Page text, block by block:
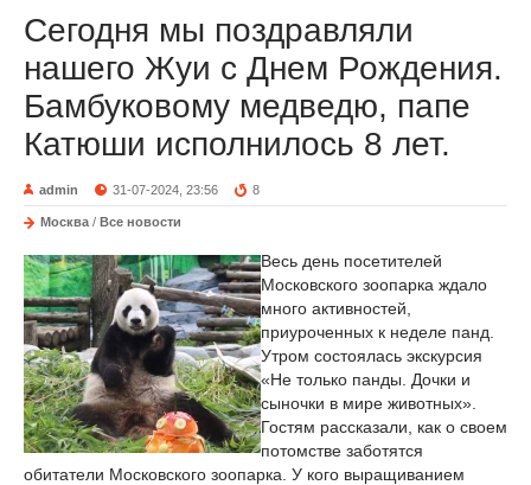
Сегодня мы поздравляли
нашего Жуи с Днем Рождения.
Бамбуковому медведю, папе
Катюши исполнилось 8 лет.
admin 31-07-2024, 23:56 8
Москва / Все новости
Весь день посетителей
Московского зоопарка ждало
много активностей,
приуроченных к неделе панд.
Утром состоялась экскурсия
«Не только панды. Дочки и
сыночки в мире животных».
Гостям рассказали, как о своем
потомстве заботятся
обитатели Московского зоопарка. У кого выращиванием